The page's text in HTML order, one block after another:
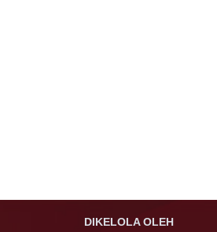
DIKELOLA OLEH